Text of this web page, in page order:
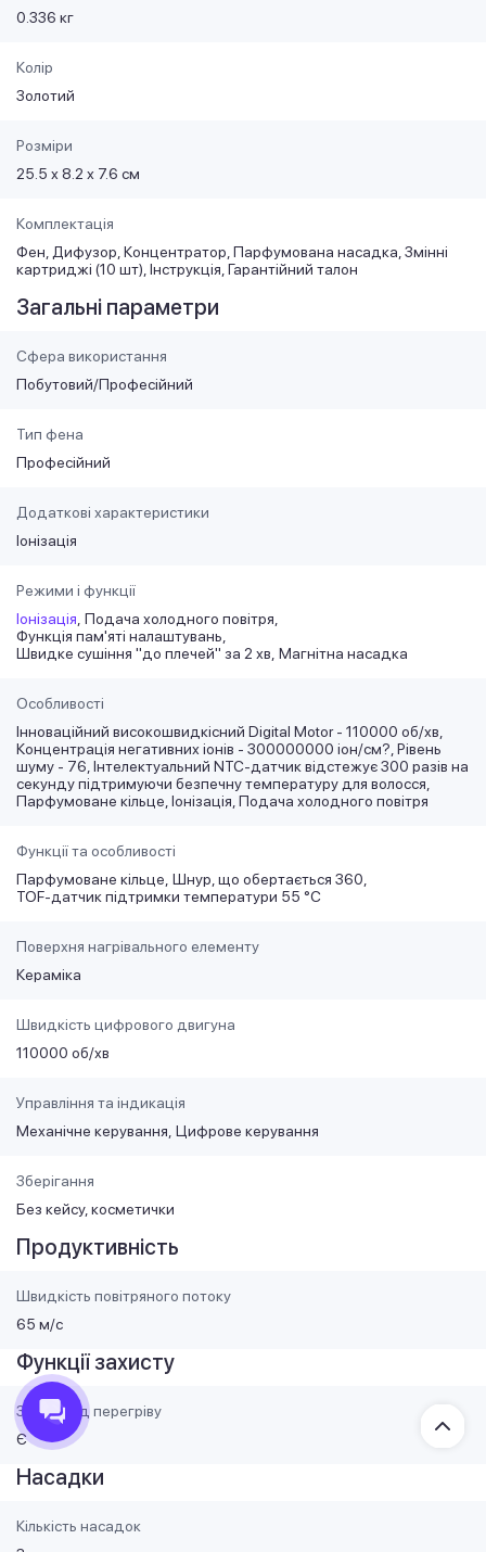
0.336 кг
Колір
Золотий
Розміри
25.5 х 8.2 х 7.6 см
Комплектація
Фен, Дифузор, Концентратор, Парфумована насадка, Змінні
картриджі (10 шт), Інструкція, Гарантійний талон
Загальні параметри
Сфера використання
Побутовий/Професійний
Тип фена
Професійний
Додаткові характеристики
Іонізація
Режими і функції
Іонізація Подача холодного повітря
Функція пам'яті налаштувань
Швидке сушіння "до плечей" за 2 хв Магнітна насадка
Особливості
Інноваційний високошвидкісний Digital Motor - 110000 об/хв,
Концентрація негативних іонів - 300000000 іон/см?, Рівень
шуму - 76, Інтелектуальний NTC-датчик відстежує 300 разів на
секунду підтримуючи безпечну температуру для волосся,
Парфумоване кільце, Іонізація, Подача холодного повітря
Функції та особливості
Парфумоване кільце Шнур, що обертається 360
TOF-датчик підтримки температури 55 °C
Поверхня нагрівального елементу
Кераміка
Швидкість цифрового двигуна
110000 об/хв
Управління та індикація
Механічне керування Цифрове керування
Зберігання
Без кейсу, косметички
Продуктивність
Швидкість повітряного потоку
65 м/с
Функції захисту
Захист від перегріву
Є
Насадки
Кількість насадок